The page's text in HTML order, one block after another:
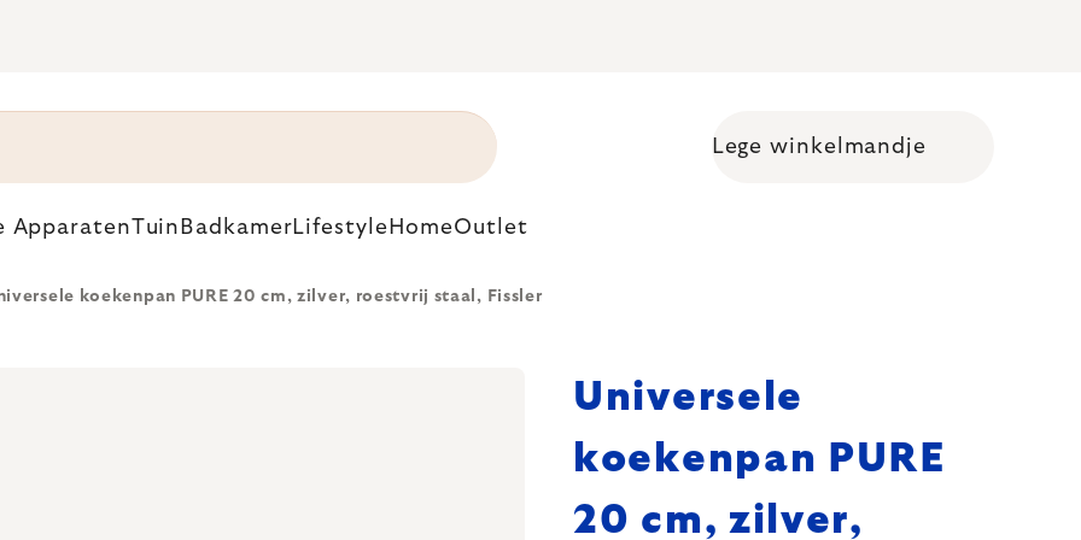
Shopping cart
Lege winkelmandje
ApparatenTuin BadkamerLifestyle HomeOutlet
koekenpan PURE 20 cm, zilver, roestvrij staal, Fissler
Universele
koekenpan PURE
20 cm, zilver,